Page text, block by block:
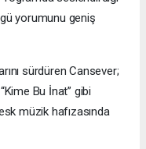
yorumunu geniş
sürdüren Cansever;
Bu İnat” gibi
müzik hafızasında